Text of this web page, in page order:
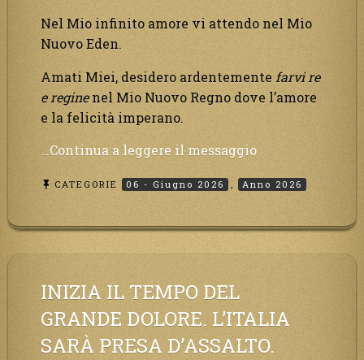
Nel Mio infinito amore vi attendo nel Mio
Nuovo Eden.
Amati Miei, desidero ardentemente farvi re
e reginenel Mio Nuovo Regno dove l’amore
e la felicità imperano.
…Continua a leggere il messaggio“Il
dell’Eterno
grida
per
i
CATEGORIE 06 - Giugno 2026 Anno 2026
INIZIA IL TEMPO DEL
GRANDE DOLORE. L’ITALIA
SARÀ PRESA D’ASSALTO.